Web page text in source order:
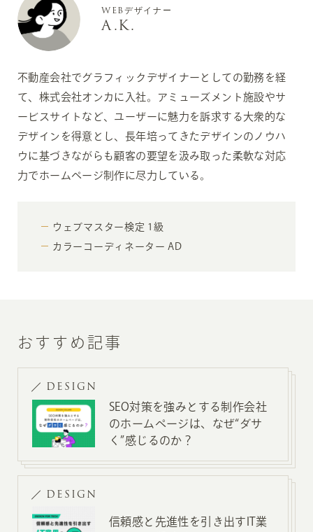
WEBデザイナー
A.K.
不動産会社でグラフィックデザイナーとしての勤務を経
て、株式会社オンカに入社。アミューズメント施設やサ
ービスサイトなど、ユーザーに魅力を訴求する大衆的な
デザインを得意とし、長年培ってきたデザインのノウハ
ウに基づきながらも顧客の要望を汲み取った柔軟な対応
力でホームページ制作に尽力している。
ウェブマスター検定 1級
カラーコーディネーター AD
おすすめ記事
DESIGN
SEO対策を強みとする制作会社
のホームページは、なぜ“ダサ
く”感じるのか？
DESIGN
信頼感と先進性を引き出すIT業